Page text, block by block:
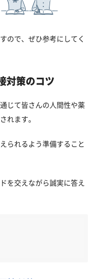
ので、ぜひ参考にしてく
対策のコツ
じて皆さんの人間性や薬
れます。
られるよう準備すること
を交えながら誠実に答え